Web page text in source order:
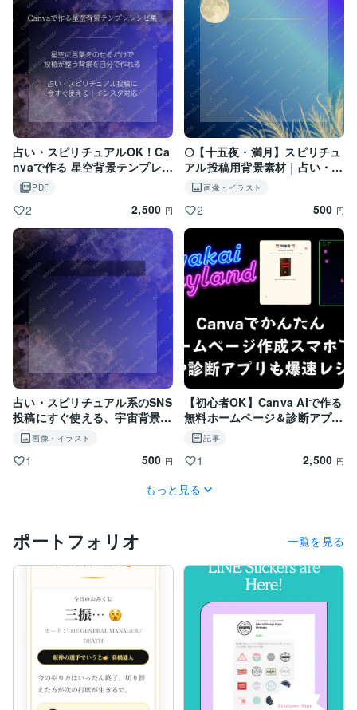
・動くべきか待つべきか迷っている
・タイミングが分からない
・頭の中が散らかって決めきれない
・占いを受けても行動に繋がらなかった
・感情ではなく判断材料が欲しい
・自分なりの「勝ち筋」を知りたい
▶ 迷いの途中にいる方のための鑑定です。
◆鑑定スタイル
虎次郎は、野球の「流れ」と「分岐点」を読む感覚を活
「作戦会議型」の鑑定を行っています。
ふわっと励ますだけではなく、
今の状況を整理しながら、
現実的に動きやすい形でお伝えします。
霊感やスピリチュアルな言い切りには頼りません。
「なんとなく安心した」で終わるのではなく、
“次にどう動くか”まで落とし込むことを大切にしていま
す。
◆使用占術
今の流れと、動きやすいタイミングを確認します。
攻め時・待ち時、流れの分岐点を見るための補助線とし
て使用します。
インド占星術
才能・人生の流れ・自分に合う勝ち方を確認します。
◆実績・活動
・野球×占いをテーマにした分析コンテンツを継続発信
占い・スピリチュアルOK！Ca
nvaで作る 星空背景テンプレ
レシピ集｜SNS投稿・インスタ
対応
PDF
2 2,500 円
🌕【十五夜・満月】スピリチュ
アル投稿用背景素材｜占い・月
星座・占星術・12星座・Insta
gram
画像・イラスト
2 500 円
占い・スピリチュアル系のSNS
投稿にすぐ使える、宇宙背景星
空画像（PNG形式）
画像・イラスト
1 500 円
【初心者OK】Canva AIで作る
無料ホームページ＆診断アプリ
🎮✨スマホでかんたん📱レシピ
公開
記事
1 2,500 円
もっと見る
ポートフォリオ 一覧を見る